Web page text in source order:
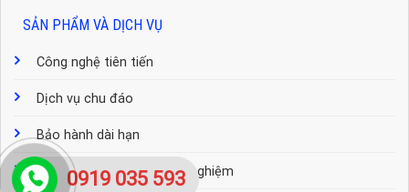
SẢN PHẨM VÀ DỊCH VỤ
Công nghệ tiên tiến
Dịch vụ chu đáo
Bảo hành dài hạn
Đội ngũ tư vấn nhiều kinh nghiệm
0919 035 593